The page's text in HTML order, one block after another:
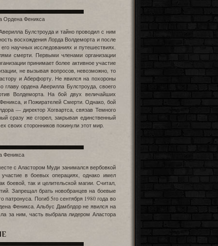
Ордена Феникса
Булстроуда и тайно проводил с ним
восхождения Лорда Волдеморта и после
научных исследованиях и путешествиях.
смерти. Первыми членами организации
принимает более активное участие
не вызывая вопросов, невозможно, то
и Аберфорту. Не явился на похороны
ордена Аверилла Булстроуда, своего
Волдеморта. На бой двух величайших
и Пожирателей Смерти. Однако, бой
— директор Хогвартса, связав Темного
сразу же сгорел, закрывая единственный
своих сторонников покинули этот мир.
Феникса
с Аластором Муди занимался вербовкой
в боевых операциях, однако имел
так и целительской магии. Считал,
Запрещал брать новобранцев на боевые
патронуса. Погиб 5го сентября 1980 года во
Феникса. Альбус Дамблдор не явился на
за ним, часть выбрала лидером Аластора